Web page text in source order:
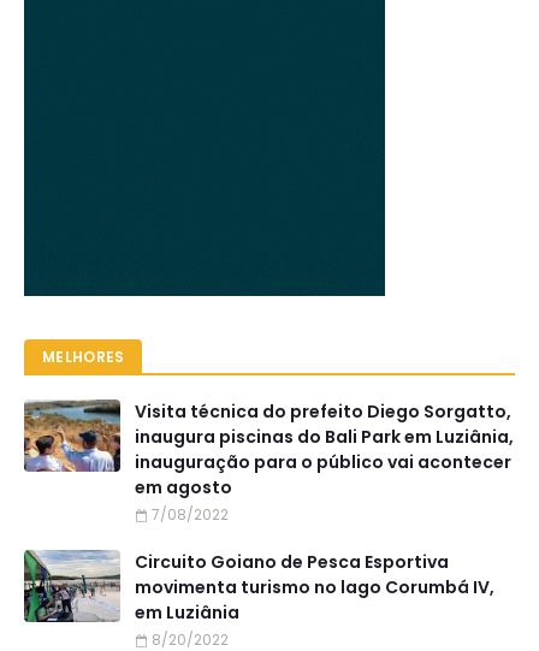
MELHORES
Visita técnica do prefeito Diego Sorgatto,
inaugura piscinas do Bali Park em Luziânia,
inauguração para o público vai acontecer
em agosto
7/08/2022
Circuito Goiano de Pesca Esportiva
movimenta turismo no lago Corumbá IV,
em Luziânia
8/20/2022